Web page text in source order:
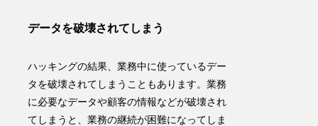
データを破壊されてしまう
ハッキングの結果、業務中に使っているデー
タを破壊されてしまうこともあります。業務
に必要なデータや顧客の情報などが破壊され
てしまうと、業務の継続が困難になってしま